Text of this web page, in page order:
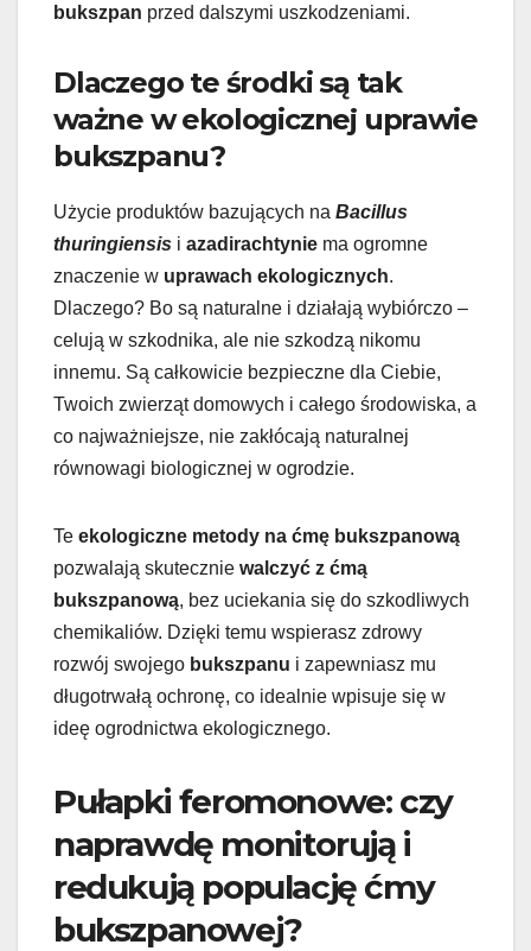
bukszpan przed dalszymi uszkodzeniami.
Dlaczego te środki są tak
ważne w ekologicznej uprawie
bukszpanu?
Użycie produktów bazujących na Bacillus
thuringiensis i azadirachtynie ma ogromne
znaczenie w uprawach ekologicznych.
Dlaczego? Bo są naturalne i działają wybiórczo –
celują w szkodnika, ale nie szkodzą nikomu
innemu. Są całkowicie bezpieczne dla Ciebie,
Twoich zwierząt domowych i całego środowiska, a
co najważniejsze, nie zakłócają naturalnej
równowagi biologicznej w ogrodzie.
Te ekologiczne metody na ćmę bukszpanową
pozwalają skutecznie walczyć z ćmą
bukszpanową, bez uciekania się do szkodliwych
chemikaliów. Dzięki temu wspierasz zdrowy
rozwój swojego bukszpanu i zapewniasz mu
długotrwałą ochronę, co idealnie wpisuje się w
ideę ogrodnictwa ekologicznego.
Pułapki feromonowe: czy
naprawdę monitorują i
redukują populację ćmy
bukszpanowej?